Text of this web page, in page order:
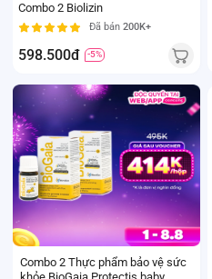
Combo 2 Biolizin
Đã bán 200K+
598.500đ -5%
Combo 2 Thực phẩm bảo vệ sức